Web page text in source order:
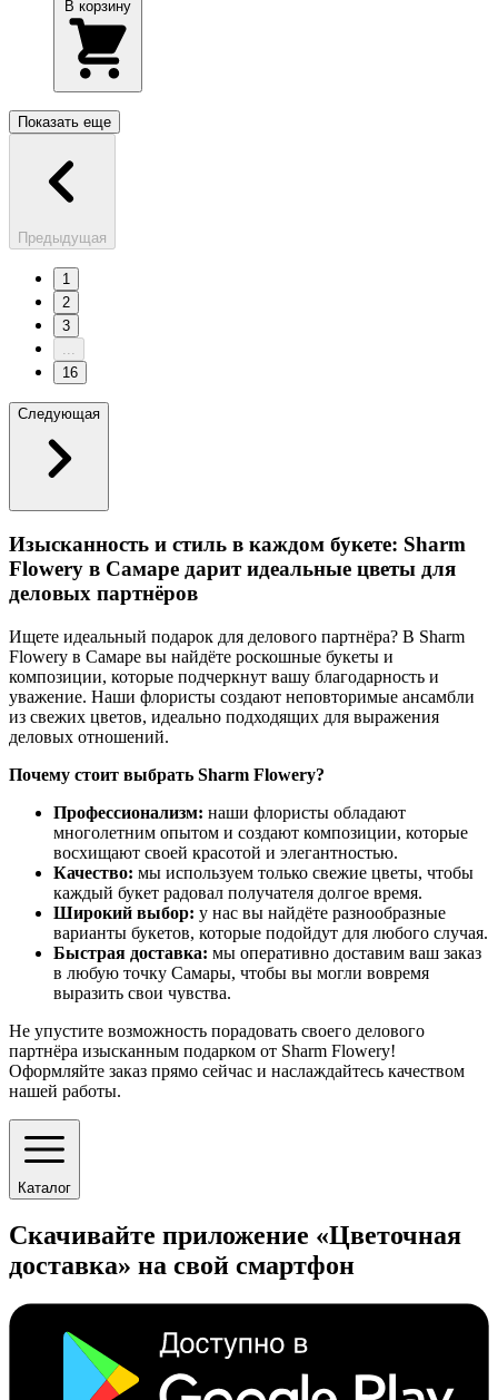
Показать еще
Предыдущая
1
2
3
...
16
Следующая
Изысканность и стиль в каждом букете: Sharm
Flowery в Самаре дарит идеальные цветы для
деловых партнёров
Ищете идеальный подарок для делового партнёра? В Sharm
Flowery в Самаре вы найдёте роскошные букеты и
композиции, которые подчеркнут вашу благодарность и
уважение. Наши флористы создают неповторимые ансамбли
из свежих цветов, идеально подходящих для выражения
деловых отношений.
Почему стоит выбрать Sharm Flowery?
Профессионализм: наши флористы обладают
многолетним опытом и создают композиции, которые
восхищают своей красотой и элегантностью.
Качество: мы используем только свежие цветы, чтобы
каждый букет радовал получателя долгое время.
Широкий выбор: у нас вы найдёте разнообразные
варианты букетов, которые подойдут для любого случая.
Быстрая доставка: мы оперативно доставим ваш заказ
в любую точку Самары, чтобы вы могли вовремя
выразить свои чувства.
Не упустите возможность порадовать своего делового
партнёра изысканным подарком от Sharm Flowery!
Оформляйте заказ прямо сейчас и наслаждайтесь качеством
нашей работы.
Каталог
Скачивайте приложение «Цветочная
доставка» на свой смартфон